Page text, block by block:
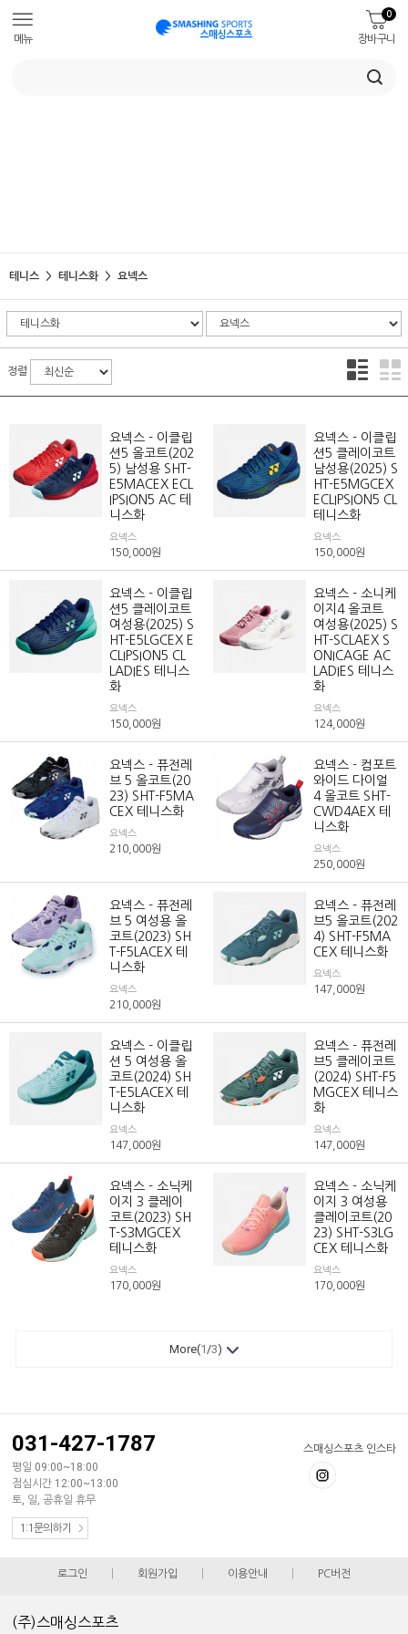
메뉴 장바구니
0
테니스 테니스화 요넥스
정렬
요넥스 - 이클립
션5 올코트(202
5) 남성용 SHT-
E5MACEX ECL
IPSION5 AC 테
니스화
요넥스
150,000원
요넥스 - 이클립
션5 클레이코트
남성용(2025) S
HT-E5MGCEX
ECLIPSION5 CL
테니스화
요넥스
150,000원
요넥스 - 이클립
션5 클레이코트
여성용(2025) S
HT-E5LGCEX E
CLIPSION5 CL
LADIES 테니스
화
요넥스
150,000원
요넥스 - 소니케
이지4 올코트
여성용(2025) S
HT-SCLAEX S
ONICAGE AC
LADIES 테니스
화
요넥스
124,000원
요넥스 - 퓨전레
브 5 올코트(20
23) SHT-F5MA
CEX 테니스화
요넥스
210,000원
요넥스 - 컴포트
와이드 다이얼
4 올코트 SHT-
CWD4AEX 테
니스화
요넥스
250,000원
요넥스 - 퓨전레
브 5 여성용 올
코트(2023) SH
T-F5LACEX 테
니스화
요넥스
210,000원
요넥스 - 퓨전레
브5 올코트(202
4) SHT-F5MA
CEX 테니스화
요넥스
147,000원
요넥스 - 이클립
션 5 여성용 올
코트(2024) SH
T-E5LACEX 테
니스화
요넥스
147,000원
요넥스 - 퓨전레
브5 클레이코트
(2024) SHT-F5
MGCEX 테니스
화
요넥스
147,000원
요넥스 - 소닉케
이지 3 클레이
코트(2023) SH
T-S3MGCEX
테니스화
요넥스
170,000원
요넥스 - 소닉케
이지 3 여성용
클레이코트(20
23) SHT-S3LG
CEX 테니스화
요넥스
170,000원
More(1/3)
스매싱스포츠 인스타
031-427-1787
평일 09:00~18:00
점심시간 12:00~13:00
토, 일, 공휴일 휴무
1:1문의하기
로그인 회원가입 이용안내 PC버전
(주)스매싱스포츠